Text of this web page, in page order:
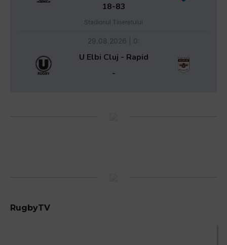
18-83
Stadionul Tineretului
29.08.2026 | 0:
U Elbi Cluj - Rapid
-
RugbyTV